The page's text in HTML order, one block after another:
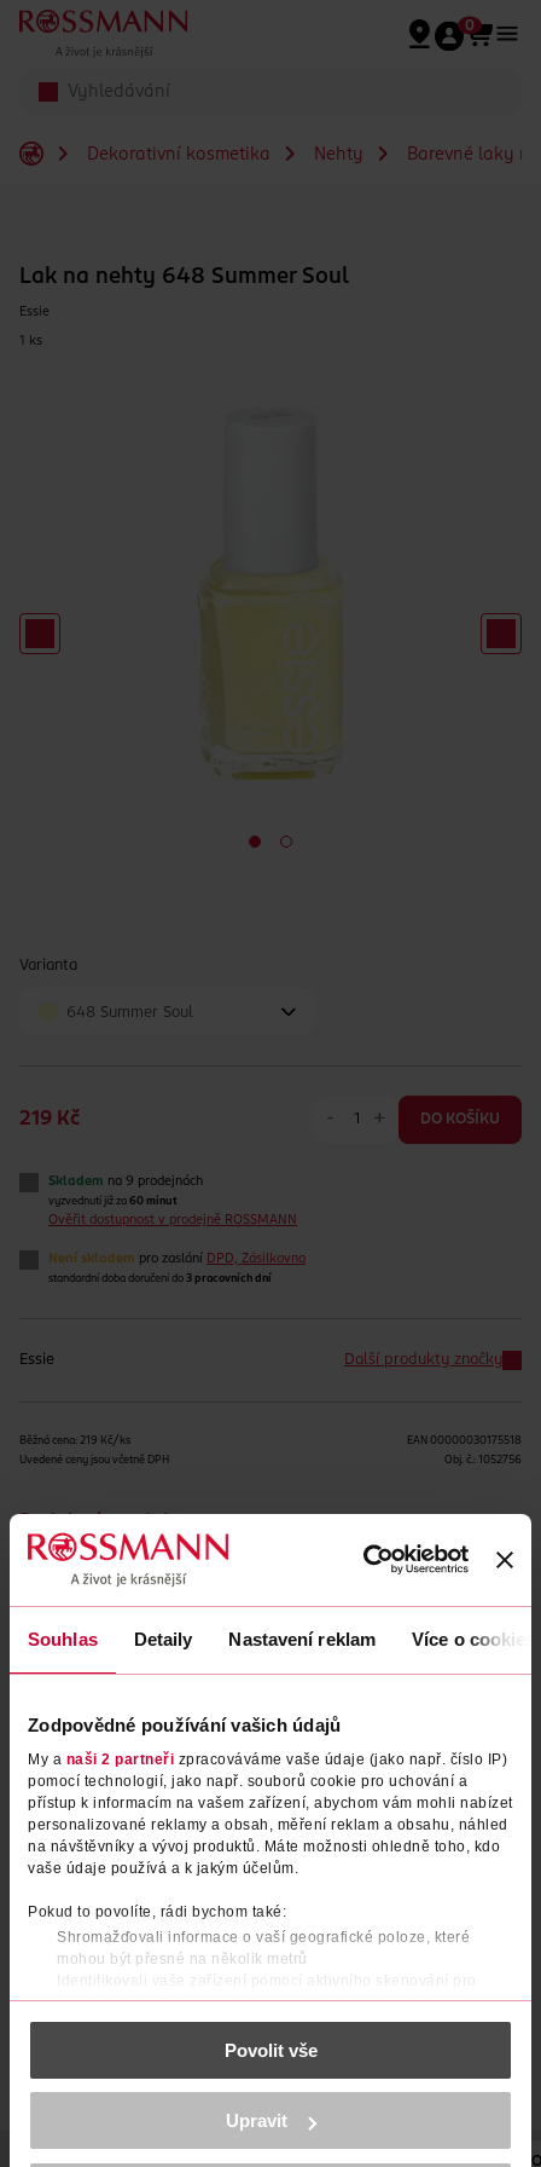
Souhlas Detaily Nastavení reklam Více o cookies
Zodpovědné používání vašich údajů
My a naši 2 partneři zpracováváme vaše údaje (jako např. číslo IP)
pomocí technologií, jako např. souborů cookie pro uchování a
přístup k informacím na vašem zařízení, abychom vám mohli nabízet
personalizované reklamy a obsah, měření reklam a obsahu, náhled
na návštěvníky a vývoj produktů. Máte možnosti ohledně toho, kdo
vaše údaje používá a k jakým účelům.
Pokud to povolíte, rádi bychom také:
Shromažďovali informace o vaší geografické poloze, které
mohou být přesné na několik metrů
Identifikovali vaše zařízení pomocí aktivního skenování pro
konkrétní charakteristiky (otisk prstu)
Zjistěte více o tom, jak zpracováváme vaše osobní údaje, a nastavte
části s podrobnostmi . Svůj souhlas můžete kdykoliv
K provozu stránek, personalizaci obsahu a reklam, funkcí sociálních
médií, analýze návštěvnosti, které mohou nést osobní údaje.
Více najdete vprohlášení o ochraně osobních údajů.
Povolit vše
Upravit
Přeskočit na hlavmní obsah
0
Dekorativní kosmetika Nehty Barevné laky
Lak na nehty 648 Summer Soul
Essie
1 ks
Varianta
648 Summer Soul
219 Kč - + DO KOŠÍKU
Skladem na 9 prodejnách
vyzvednutí již za 60 minut
Ověřit dostupnost v prodejně ROSSMANN
Není skladem pro zaslání DPD, Zásilkovna
standardní doba doručení do 3 pracovních dní
Essie Další produkty značky
Běžná cena: 219 Kč/ks
Uvedené ceny jsou včetně DPH
EAN 00000030175518
Obj. č.: 1052756
UV gel lak na nehty 218
Buttercream Dream
essence 1 ks
129 Kč
Lak na nehty Gel 40 Buutter
half
49.90 Kč
POPIS POUŽITÍ SLOŽENÍ POČET NÁZEV VÝROBCE/